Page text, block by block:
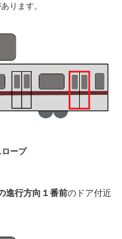
ります。
ープ
進行方向１番前のドア付近